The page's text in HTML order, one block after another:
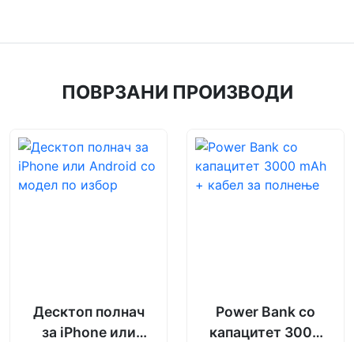
ПОВРЗАНИ ПРОИЗВОДИ
Десктоп полнач
за iPhone или
Power Bank со
капацитет 3000